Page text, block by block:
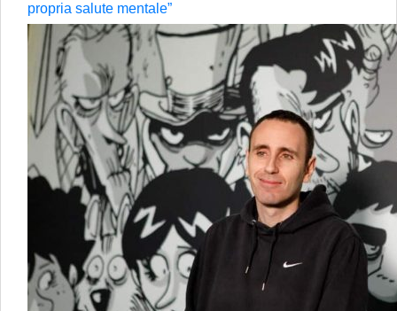
propria salute mentale”